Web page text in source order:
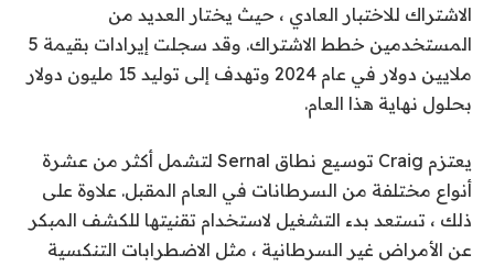
الاشتراك للاختبار العادي ، حيث يختار العديد من
المستخدمين خطط الاشتراك. وقد سجلت إيرادات بقيمة 5
ملايين دولار في عام 2024 وتهدف إلى توليد 15 مليون دولار
بحلول نهاية هذا العام.
يعتزم Craig توسيع نطاق Sernal لتشمل أكثر من عشرة
أنواع مختلفة من السرطانات في العام المقبل. علاوة على
ذلك ، تستعد بدء التشغيل لاستخدام تقنيتها للكشف المبكر
عن الأمراض غير السرطانية ، مثل الاضطرابات التنكسية